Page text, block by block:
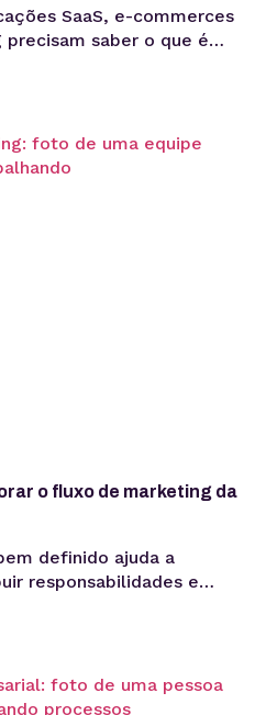
SaaS, e-commerces
saber o que é
a exposição a riscos
uma camada crítica de
gestão de risco. Em
o fluxo de marketing da
definido ajuda a
responsabilidades e
como um
de planejamento,
ter bons resultados